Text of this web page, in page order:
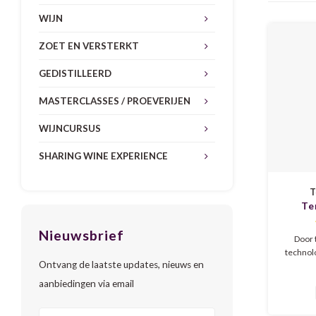
WIJN
ZOET EN VERSTERKT
GEDISTILLEERD
MASTERCLASSES / PROEVERIJEN
WIJNCURSUS
SHARING WINE EXPERIENCE
Nieuwsbrief
Ontvang de laatste updates, nieuws en
aanbiedingen via email
Door
al een